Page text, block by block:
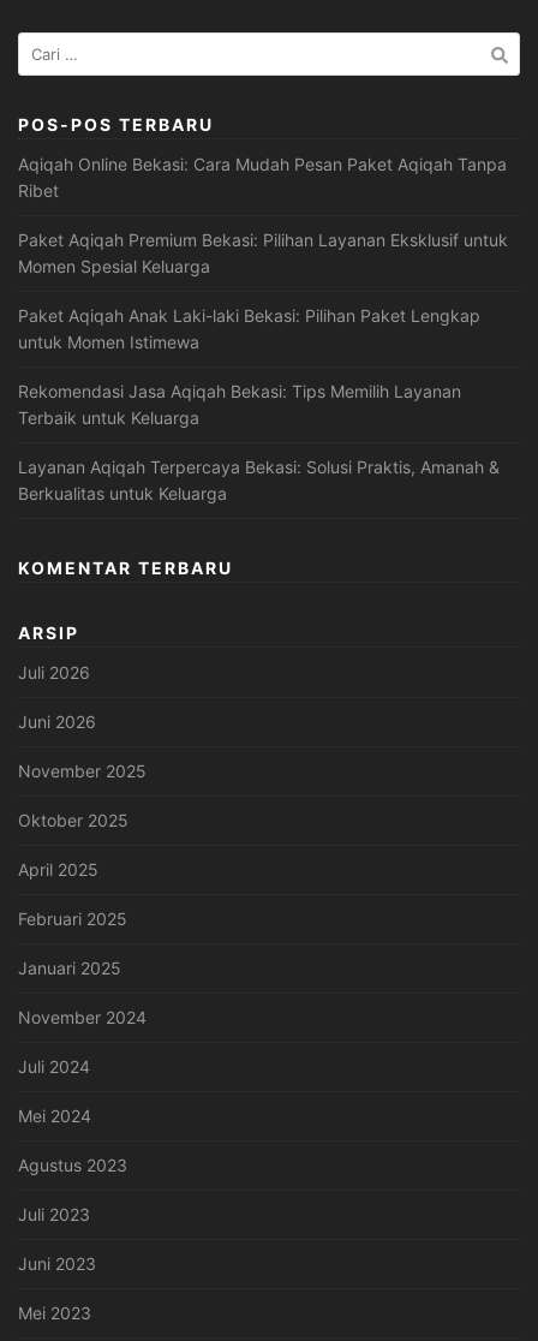
Cari
untuk:
POS-POS TERBARU
Aqiqah Online Bekasi: Cara Mudah Pesan Paket Aqiqah Tanpa
Ribet
Paket Aqiqah Premium Bekasi: Pilihan Layanan Eksklusif untuk
Momen Spesial Keluarga
Paket Aqiqah Anak Laki-laki Bekasi: Pilihan Paket Lengkap
untuk Momen Istimewa
Rekomendasi Jasa Aqiqah Bekasi: Tips Memilih Layanan
Terbaik untuk Keluarga
Layanan Aqiqah Terpercaya Bekasi: Solusi Praktis, Amanah &
Berkualitas untuk Keluarga
KOMENTAR TERBARU
ARSIP
Juli 2026
Juni 2026
November 2025
Oktober 2025
April 2025
Februari 2025
Januari 2025
November 2024
Juli 2024
Mei 2024
Agustus 2023
Juli 2023
Juni 2023
Mei 2023